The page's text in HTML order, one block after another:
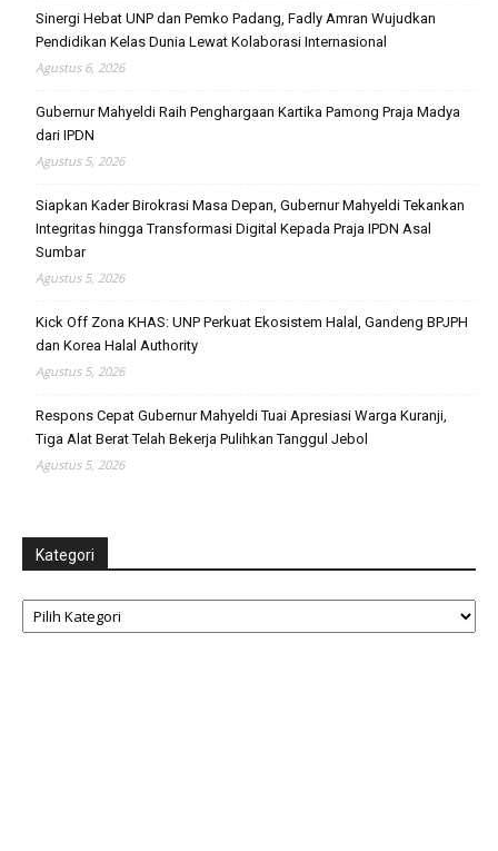
Sinergi Hebat UNP dan Pemko Padang, Fadly Amran Wujudkan
Pendidikan Kelas Dunia Lewat Kolaborasi Internasional
Agustus 6, 2026
Gubernur Mahyeldi Raih Penghargaan Kartika Pamong Praja Madya
dari IPDN
Agustus 5, 2026
Siapkan Kader Birokrasi Masa Depan, Gubernur Mahyeldi Tekankan
Integritas hingga Transformasi Digital Kepada Praja IPDN Asal
Sumbar
Agustus 5, 2026
Kick Off Zona KHAS: UNP Perkuat Ekosistem Halal, Gandeng BPJPH
dan Korea Halal Authority
Agustus 5, 2026
Respons Cepat Gubernur Mahyeldi Tuai Apresiasi Warga Kuranji,
Tiga Alat Berat Telah Bekerja Pulihkan Tanggul Jebol
Agustus 5, 2026
Kategori
Kategori